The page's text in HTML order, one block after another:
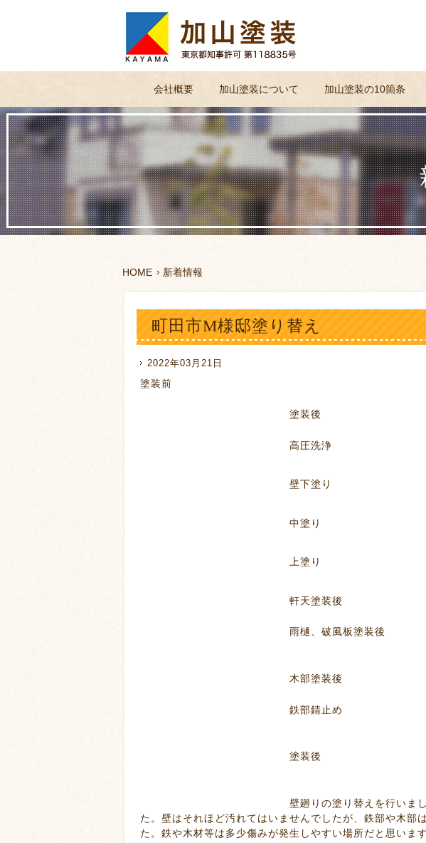
会社概要 加山塗装について 加山塗装の10箇条
HOME 新着情報
町田市M様邸塗り替え
2022年03月21日
塗装前
塗装
高圧洗浄
壁下塗り
中塗り
上塗り
軒天塗装後
雨樋、破風板塗装後
木部塗装後
鉄部錆止め
塗装後
壁廻りの塗り替えを行いました。瓦のた
た。壁はそれほど汚れてはいませんでしたが、鉄部や木部
た。鉄や木材等は多少傷みが発生しやすい場所だと思います